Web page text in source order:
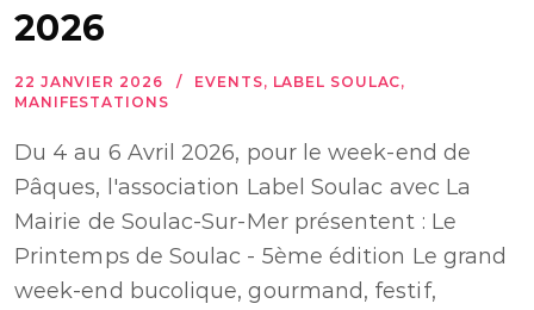
2026
22 JANVIER 2026 EVENTS, LABEL SOULAC,
MANIFESTATIONS
Du 4 au 6 Avril 2026, pour le week-end de
Pâques, l'association Label Soulac avec La
Mairie de Soulac-Sur-Mer présentent : Le
Printemps de Soulac - 5ème édition Le grand
week-end bucolique, gourmand, festif,